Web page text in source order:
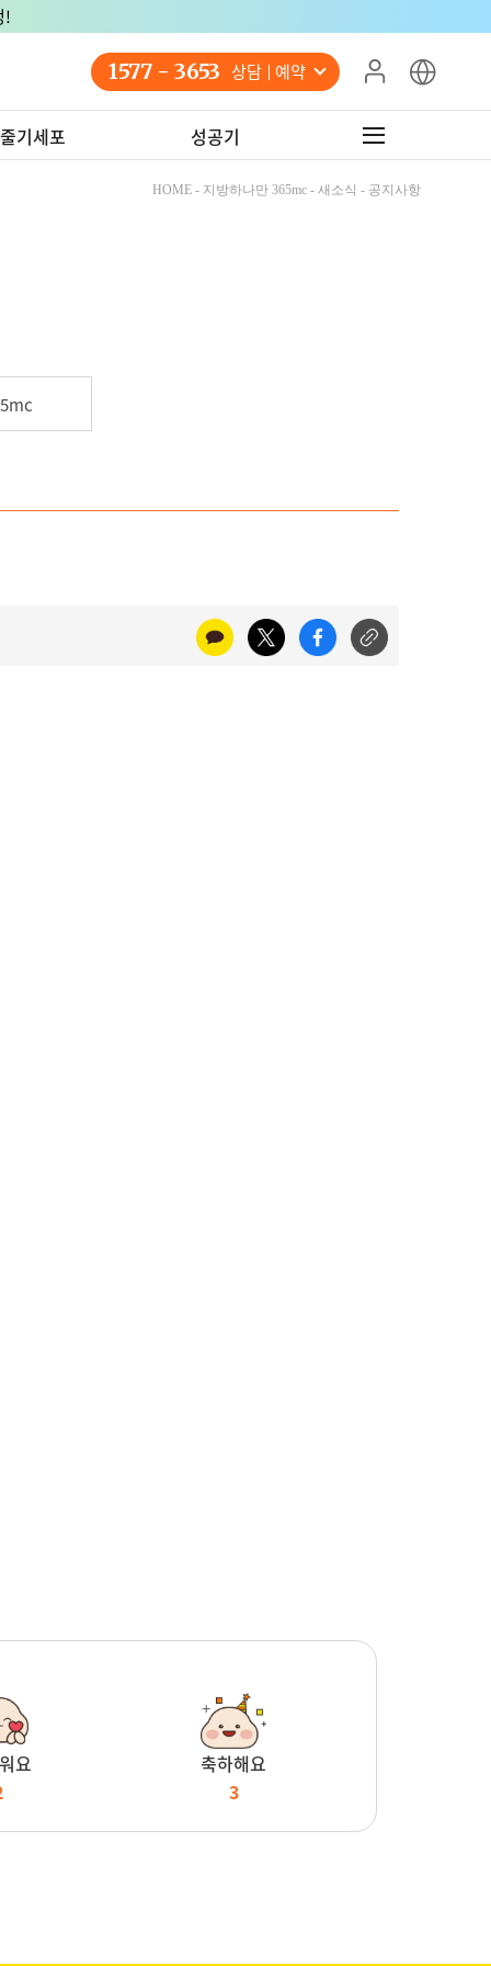
!
1577 - 3653 상담 예약
기세포 성공기
HOME - 지방하나만 365mc - 새소식 - 공지사항
요
축하해요
3